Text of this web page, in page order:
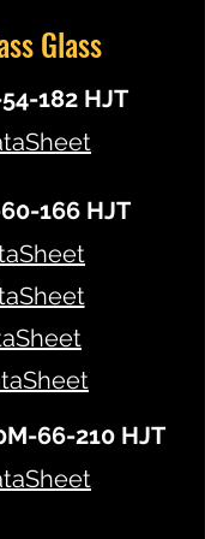
Glass
182 HJT
166 HJT
66-210 HJT